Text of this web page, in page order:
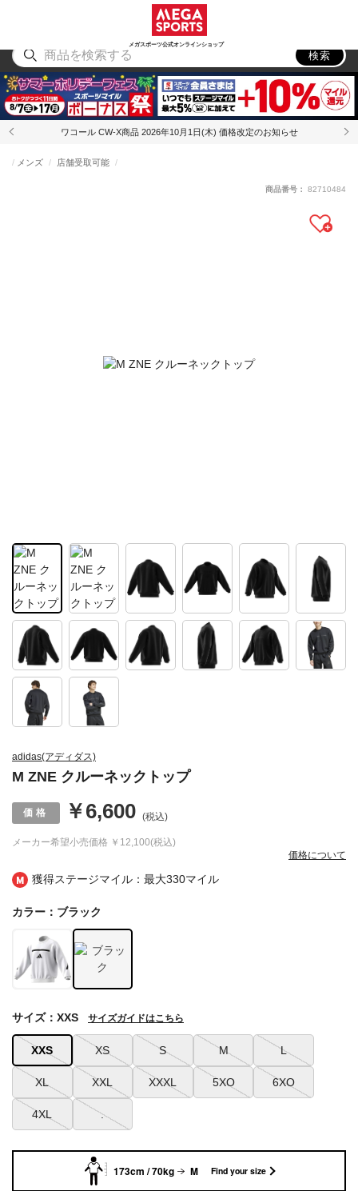
メガスポーツ公式オンラインショップ
アウトドア
検索
ワコール CW-X商品 2026年10月1日(木) 価格改定のお知らせ
獲得ステージマイル：最大330マイル
adidas(アディダス)
M ZNE クルーネックトップ
メンズ 店舗受取可能
メーカー希望小売価格 ￥12,100(税込)
￥6,600 (税込)
価格について
商品番号： 82710484
カラー：ブラック
XXS XS S M L
XL XXL XXXL 5XO 6XO
4XL .
サイズ：XXS サイズガイドはこちら
173cm / 70kg M Find your size